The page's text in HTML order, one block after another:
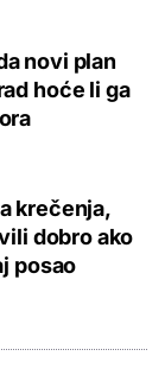
novi plan
hoće li ga
krečenja,
dobro ako
posao